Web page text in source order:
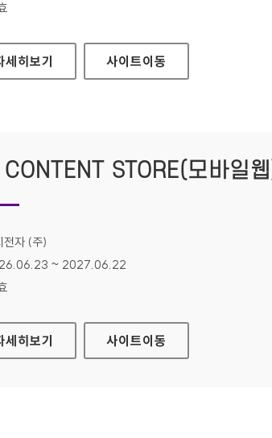
:
움예스저축은행
세히보기 사이트이동
CONTENT STORE(모바일
명 :
전자 (주)
기간 :
~ 2027.06.22
:
CONTENT STORE(모바일웹)
세히보기 사이트이동